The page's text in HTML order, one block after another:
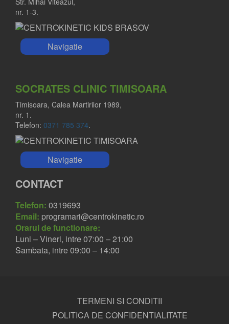
nr. 1-3.
Navigatie
SOCRATES CLINIC TIMISOARA
Timisoara, Calea Martirilor 1989,
nr. 1.
Telefon: 0371 785 374.
Navigatie
CONTACT
Telefon: 0319693
Email: programari@centrokinetic.ro
Orarul de functionare:
Luni – Vineri, intre 07:00 – 21:00
Sambata, intre 09:00 – 14:00
TERMENI SI CONDITII
POLITICA DE CONFIDENTIALITATE